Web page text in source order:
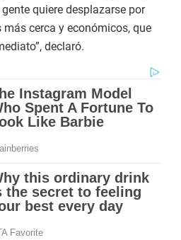
quiere desplazarse por
cerca y económicos, que
declaró.